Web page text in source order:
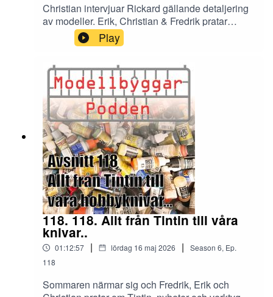
Christian intervjuar Rickard gällande detaljering
av modeller. Erik, Christian & Fredrik pratar
vidare om verktyg där tången får ta lite utrymme i
diskussionen.
Play
118. 118. Allt från Tintin till våra
knivar..
01:12:57 | lördag 16 maj 2026 | Season 6, Ep.
118
Sommaren närmar sig och Fredrik, Erik och